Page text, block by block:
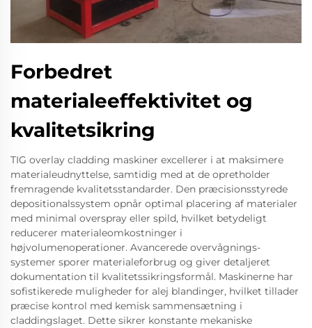
Forbedret
materialeeffektivitet og
kvalitetsikring
TIG overlay cladding maskiner excellerer i at maksimere
materialeudnyttelse, samtidig med at de opretholder
fremragende kvalitetsstandarder. Den præcisionsstyrede
depositionalssystem opnår optimal placering af materialer
med minimal overspray eller spild, hvilket betydeligt
reducerer materialeomkostninger i
højvolumenoperationer. Avancerede overvågnings-
systemer sporer materialeforbrug og giver detaljeret
dokumentation til kvalitetssikringsformål. Maskinerne har
sofistikerede muligheder for alej blandinger, hvilket tillader
præcise kontrol med kemisk sammensætning i
claddingslaget. Dette sikrer konstante mekaniske